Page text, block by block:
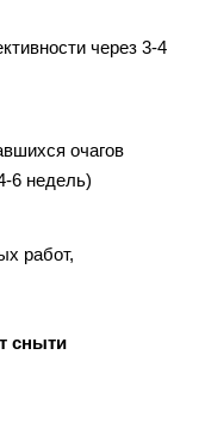
через 3-4
очагов
6 недель)
работ,
сныти